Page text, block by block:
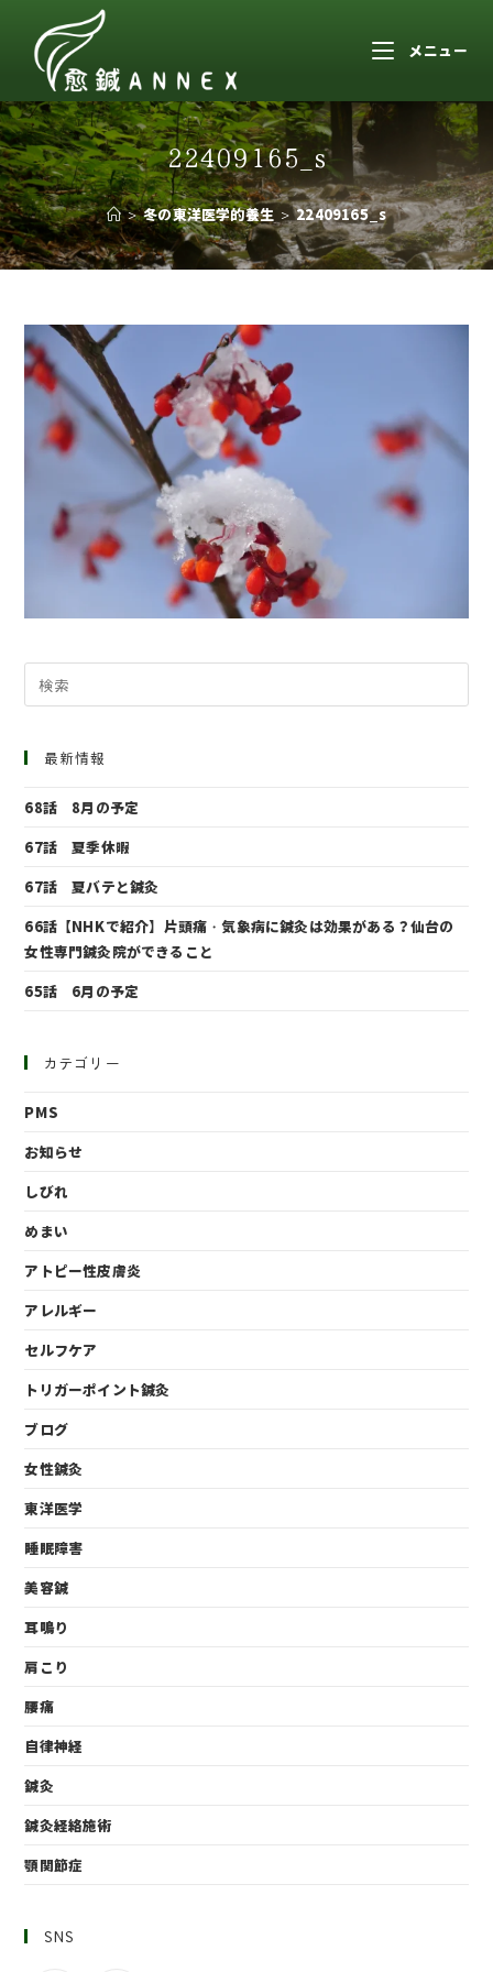
メニュー
22409165_s
> 冬の東洋医学的養生 > 22409165_s
最新情報
68話 8月の予定
67話 夏季休暇
67話 夏バテと鍼灸
66話【NHKで紹介】片頭痛・気象病に鍼灸は効果がある？仙台の
女性専門鍼灸院ができること
65話 6月の予定
カテゴリー
PMS
お知らせ
しびれ
めまい
アトピー性皮膚炎
アレルギー
セルフケア
トリガーポイント鍼灸
ブログ
女性鍼灸
東洋医学
睡眠障害
美容鍼
耳鳴り
肩こり
腰痛
自律神経
鍼灸
鍼灸経絡施術
顎関節症
SNS